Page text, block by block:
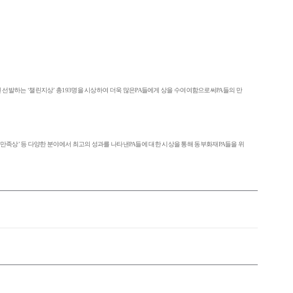
선발하는 ‘챌린지상’ 총193명을 시상하여 더욱 많은PA들에게 상을 수여여함으로써PA들의 만
족상’등 다양한 분야에서 최고의 성과를 나타낸PA들에 대한 시상을 통해 동부화재PA들을 위